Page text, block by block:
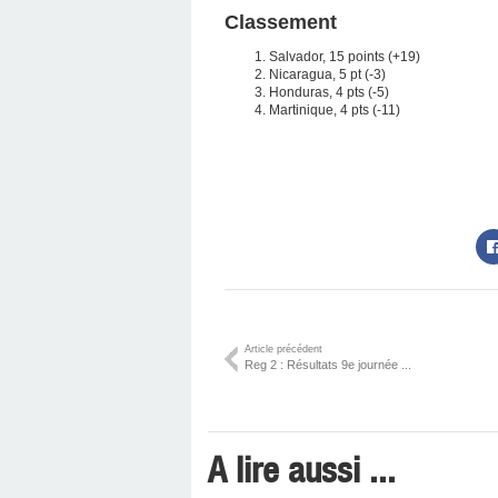
Classement
Salvador, 15 points (+19)
Nicaragua, 5 pt (-3)
Honduras, 4 pts (-5)
Martinique, 4 pts (-11)
Article précédent
Reg 2 : Résultats 9e journée ...
A lire aussi ...